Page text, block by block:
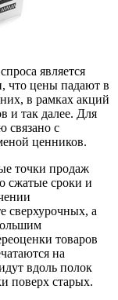
является
что цены падают в
в рамках акций
и так далее. Для
связано с
ценников.
точки продаж
сжатые сроки и
сверхурочных, а
товаров
на
вдоль полок
поверх старых.